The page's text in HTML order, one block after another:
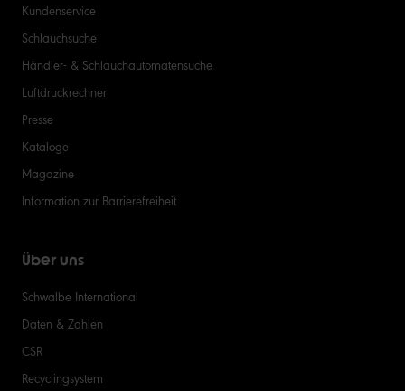
Kundenservice
Schlauchsuche
Händler- & Schlauchautomatensuche
Luftdruckrechner
Presse
Kataloge
Magazine
Information zur Barrierefreiheit
Über uns
Schwalbe International
Daten & Zahlen
CSR
Recyclingsystem